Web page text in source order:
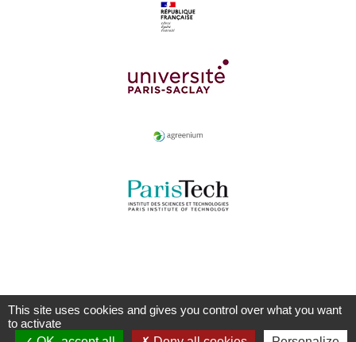
This site uses cookies and gives you control over what you want
to activate